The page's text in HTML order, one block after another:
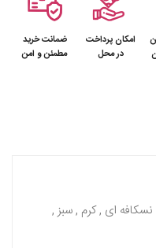
امکان پرداخت
در محل
ضمانت خرید
مطمئن و امن
ای , کرم , سبز ,